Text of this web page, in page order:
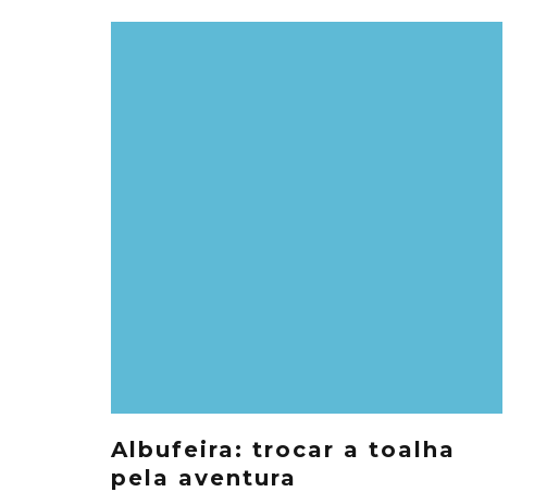
Albufeira: trocar a toalha
pela aventura